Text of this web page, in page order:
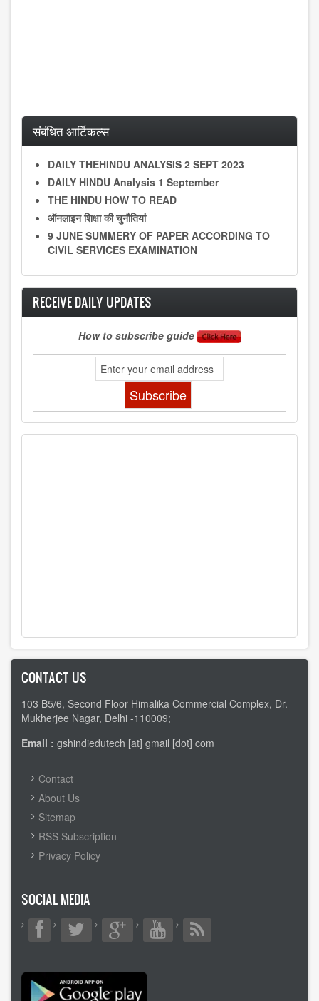
संबंधित आर्टिकल्स
DAILY THEHINDU ANALYSIS 2 SEPT 2023
DAILY HINDU Analysis 1 September
THE HINDU HOW TO READ
ऑनलाइन शिक्षा की चुनौतियां
9 JUNE SUMMERY OF PAPER ACCORDING TO
CIVIL SERVICES EXAMINATION
RECEIVE DAILY UPDATES
How to subscribe guide
CONTACT US
103 B5/6, Second Floor Himalika Commercial Complex, Dr.
Mukherjee Nagar, Delhi -110009;
Email : gshindiedutech [at] gmail [dot] com
FOOTER
MENU
Contact
About Us
Sitemap
RSS Subscription
Privacy Policy
SOCIAL MEDIA